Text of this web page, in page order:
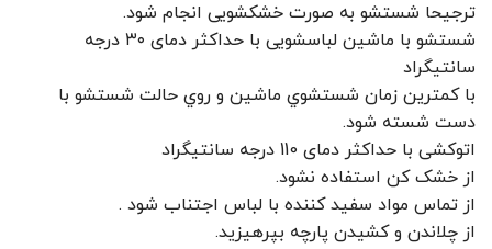
ترجیحا شستشو به صورت خشکشویی انجام شود.
شستشو با ماشین لباسشویی با حداکثر دمای ۳۰ درجه
سانتیگراد
با کمترين زمان شستشوي ماشين و روي حالت شستشو با
دست شسته شود.
اتوکشی با حداکثر دمای 110 درجه سانتیگراد
از خشک کن استفاده نشود.
از تماس مواد سفید کننده با لباس اجتناب شود .
از چلاندن و کشيدن پارچه بپرهيزيد.